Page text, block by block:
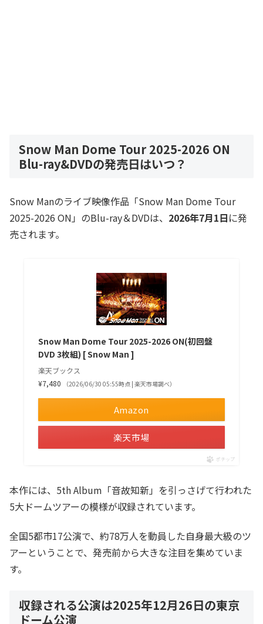
Snow Man Dome Tour 2025-2026 ON
Blu-ray&DVDの発売日はいつ？
Snow Manのライブ映像作品「Snow Man Dome Tour
2025-2026 ON」のBlu-ray＆DVDは、 2026年7月1日に発
売されます。
Snow Man Dome Tour 2025-2026 ON(初回盤
DVD 3枚組) [ Snow Man ]
楽天ブックス
¥7,480
（2026/06/30 05:55時点 | 楽天市場調べ）
Amazon
楽天市場
ポチップ
本作には、5th Album「音故知新」を引っさげて行われた
5大ドームツアーの模様が収録されています。
全国5都市17公演で、約78万人を動員した自身最大級のツ
アーということで、発売前から大きな注目を集めていま
す。
収録される公演は2025年12月26日の東京
ドーム公演